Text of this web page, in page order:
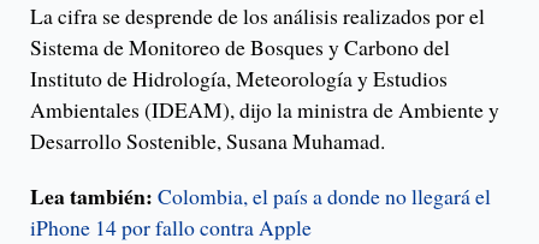
La cifra se desprende de los análisis realizados por el
Sistema de Monitoreo de Bosques y Carbono del
Instituto de Hidrología, Meteorología y Estudios
Ambientales (IDEAM), dijo la ministra de Ambiente y
Desarrollo Sostenible, Susana Muhamad.
Lea también: Colombia, el país a donde no llegará el
iPhone 14 por fallo contra Apple